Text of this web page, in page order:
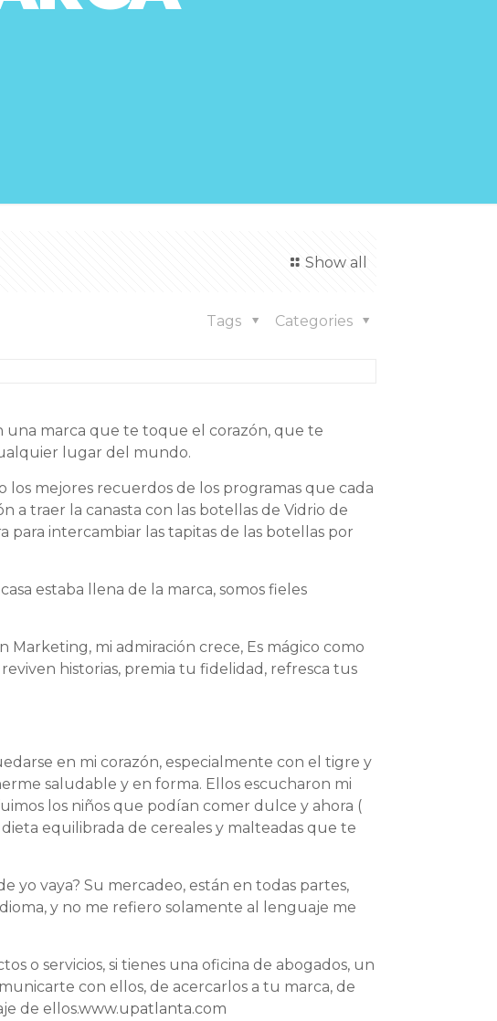
Show all
Categories
Tags
una marca que te toque el corazón, que te
lugar del mundo.
los mejores recuerdos de los programas que cada
a traer la canasta con las botellas de Vidrio de
para intercambiar las tapitas de las botellas por
estaba llena de la marca, somos fieles
Marketing, mi admiración crece, Es mágico como
historias, premia tu fidelidad, refresca tus
en mi corazón, especialmente con el tigre y
saludable y en forma. Ellos escucharon mi
los niños que podían comer dulce y ahora (
equilibrada de cereales y malteadas que te
yo vaya? Su mercadeo, están en todas partes,
y no me refiero solamente al lenguaje me
o servicios, si tienes una oficina de abogados, un
con ellos, de acercarlos a tu marca, de
de ellos.www.upatlanta.com